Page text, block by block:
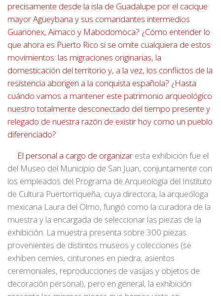
precisamente desde la isla de Guadalupe por el cacique
mayor Agüeybana y sus comandantes intermedios
Guarionex, Aimaco y Mabodomoca? ¿Cómo entender lo
que ahora es Puerto Rico si se omite cualquiera de estos
movimientos: las migraciones originarias, la
domesticación del territorio y, a la vez, los conflictos de la
resistencia aborigen a la conquista española? ¿Hasta
cuándo vamos a mantener este patrimonio arqueológico
nuestro totalmente desconectado del tiempo presente y
relegado de nuestra razón de existir hoy como un pueblo
diferenciado?
El personal a cargo de organizar esta exhibición fue el
del Museo del Municipio de San Juan, conjuntamente con
los empleados del Programa de Arqueología del Instituto
de Cultura Puertorriqueña, cuya directora, la arqueóloga
mexicana Laura del Olmo, fungió como la curadora de la
muestra y la encargada de seleccionar las piezas de la
exhibición. La muestra presenta sobre 300 piezas
provenientes de distintos museos y colecciones (se
exhiben cemíes, cinturones en piedra, asientos
ceremoniales, reproducciones de vasijas y objetos de
decoración personal), pero en general, la exhibición